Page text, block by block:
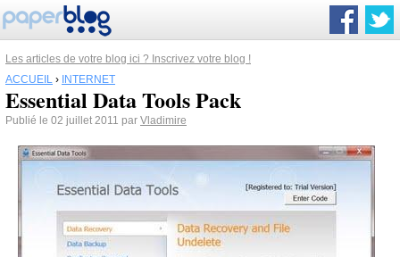
Les articles de votre blog ici ? Inscrivez votre blog !
ACCUEIL › INTERNET
Essential Data Tools Pack
Publié le 02 juillet 2011 par Vladimire